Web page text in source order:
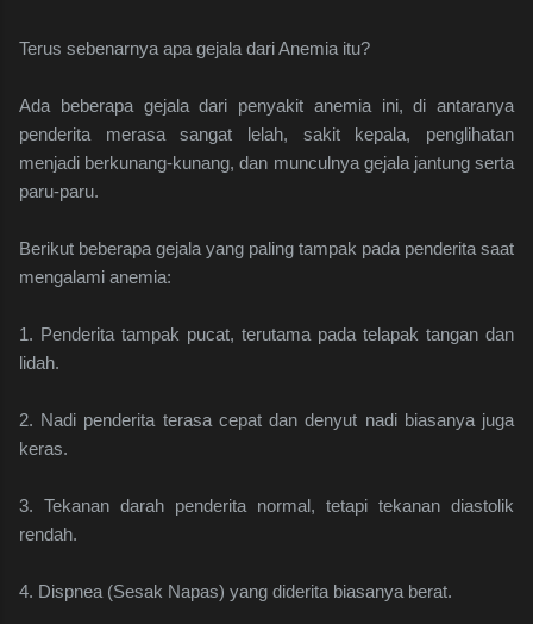
Terus sebenarnya apa gejala dari Anemia itu?
Ada beberapa gejala dari penyakit anemia ini, di antaranya
penderita merasa sangat lelah, sakit kepala, penglihatan
menjadi berkunang-kunang, dan munculnya gejala jantung serta
paru-paru.
Berikut beberapa gejala yang paling tampak pada penderita saat
mengalami anemia:
1. Penderita tampak pucat, terutama pada telapak tangan dan
lidah.
2. Nadi penderita terasa cepat dan denyut nadi biasanya juga
keras.
3. Tekanan darah penderita normal, tetapi tekanan diastolik
rendah.
4. Dispnea (Sesak Napas) yang diderita biasanya berat.